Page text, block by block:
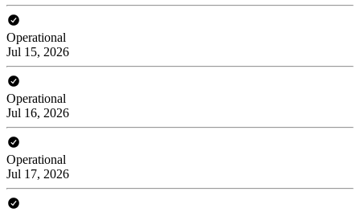
Operational
Jul 15, 2026
Operational
Jul 16, 2026
Operational
Jul 17, 2026